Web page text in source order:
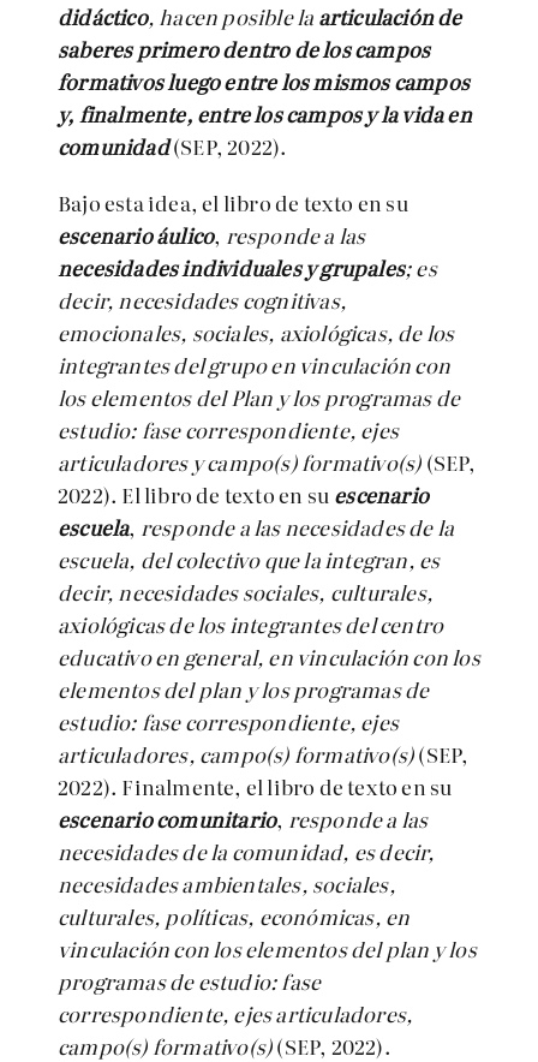
didáctico, hacen posible la articulación de
saberes primero dentro de los campos
formativos luego entre los mismos campos
y, finalmente, entre los campos y la vida en
comunidad(SEP, 2022).
Bajo esta idea, el libro de texto en su
escenario áulico, responde a las
necesidades individuales y grupales; es
decir, necesidades cognitivas,
emocionales, sociales, axiológicas, de los
integrantes del grupo en vinculación con
los elementos del Plan y los programas de
estudio: fase correspondiente, ejes
articuladores y campo(s) formativo(s) (SEP,
2022). El libro de texto en su escenario
escuela, responde a las necesidades de la
escuela, del colectivo que la integran, es
decir, necesidades sociales, culturales,
axiológicas de los integrantes del centro
educativo en general, en vinculación con los
elementos del plan y los programas de
estudio: fase correspondiente, ejes
articuladores, campo(s) formativo(s)(SEP,
2022). Finalmente, el libro de texto en su
escenario comunitario, responde a las
necesidades de la comunidad, es decir,
necesidades ambientales, sociales,
culturales, políticas, económicas, en
vinculación con los elementos del plan y los
programas de estudio: fase
correspondiente, ejes articuladores,
campo(s) formativo(s)(SEP, 2022).